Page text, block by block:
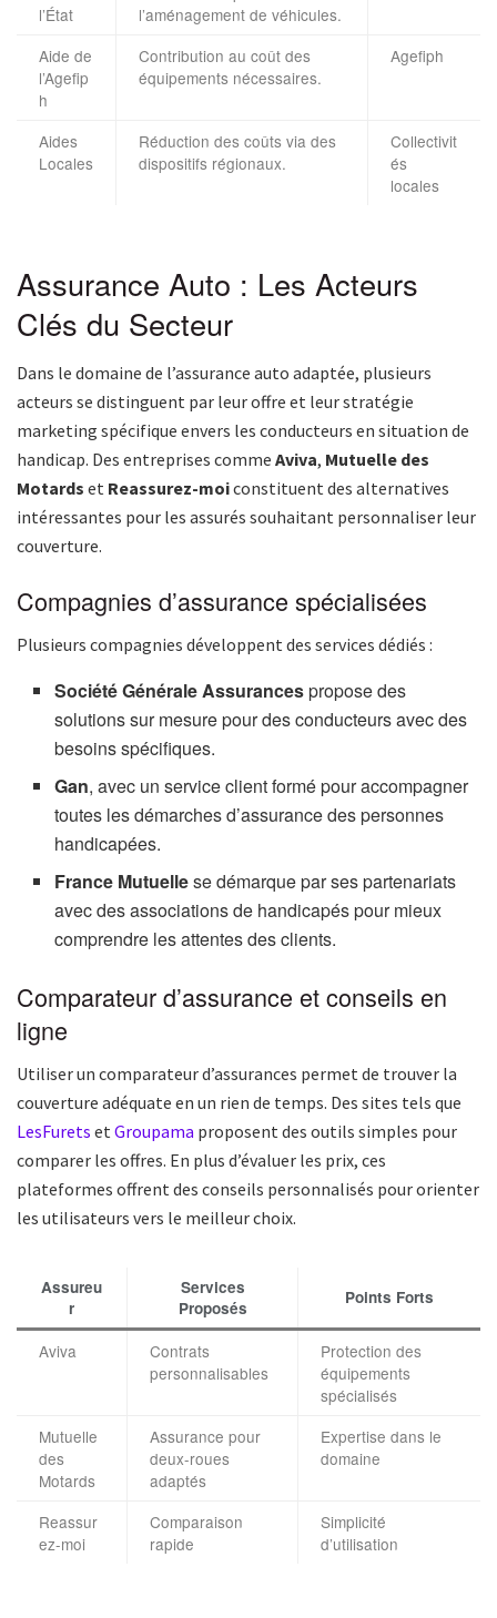
l’État
l’aménagement de véhicules.
Aide de
l’Agefip
h
Contribution au coût des
équipements nécessaires.
Agefiph
Aides
Locales
Réduction des coûts via des
dispositifs régionaux.
Collectivit
és
locales
Assurance Auto : Les Acteurs
Clés du Secteur
Dans le domaine de l’assurance auto adaptée, plusieurs
acteurs se distinguent par leur offre et leur stratégie
marketing spécifique envers les conducteurs en situation de
handicap. Des entreprises comme Aviva, Mutuelle des
Motards et Reassurez-moiconstituent des alternatives
intéressantes pour les assurés souhaitant personnaliser leur
couverture.
Compagnies d’assurance spécialisées
Plusieurs compagnies développent des services dédiés :
Société Générale Assurancespropose des
solutions sur mesure pour des conducteurs avec des
besoins spécifiques.
Gan, avec un service client formé pour accompagner
toutes les démarches d’assurance des personnes
handicapées.
France Mutuellese démarque par ses partenariats
avec des associations de handicapés pour mieux
comprendre les attentes des clients.
Comparateur d’assurance et conseils en
ligne
Utiliser un comparateur d’assurances permet de trouver la
couverture adéquate en un rien de temps. Des sites tels que
LesFurets et Groupama proposent des outils simples pour
comparer les offres. En plus d’évaluer les prix, ces
plateformes offrent des conseils personnalisés pour orienter
les utilisateurs vers le meilleur choix.
Assureu
r
Services
Proposés
Points Forts
Aviva
Contrats
personnalisables
Protection des
équipements
spécialisés
Mutuelle
des
Motards
Assurance pour
deux-roues
adaptés
Expertise dans le
domaine
Reassur
ez-moi
Comparaison
rapide
Simplicité
d’utilisation